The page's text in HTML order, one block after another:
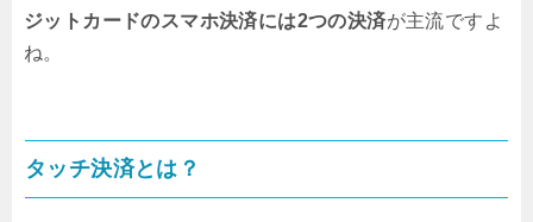
ジットカードのスマホ決済には2つの決済が主流ですよ
ね。
タッチ決済とは？